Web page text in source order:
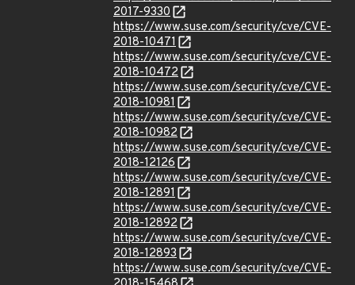
2017-9330
https://www.suse.com/security/cve/CVE-
2018-10471
https://www.suse.com/security/cve/CVE-
2018-10472
https://www.suse.com/security/cve/CVE-
2018-10981
https://www.suse.com/security/cve/CVE-
2018-10982
https://www.suse.com/security/cve/CVE-
2018-12126
https://www.suse.com/security/cve/CVE-
2018-12891
https://www.suse.com/security/cve/CVE-
2018-12892
https://www.suse.com/security/cve/CVE-
2018-12893
https://www.suse.com/security/cve/CVE-